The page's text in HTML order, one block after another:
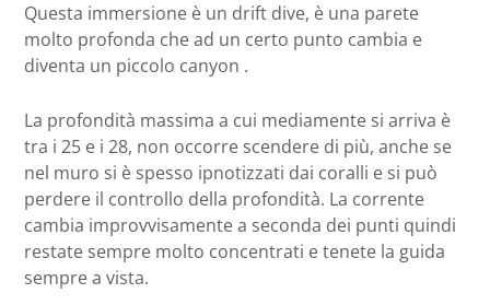
Questa immersione è un drift dive, è una parete
molto profonda che ad un certo punto cambia e
diventa un piccolo canyon .
La profondità massima a cui mediamente si arriva è
tra i 25 e i 28, non occorre scendere di più, anche se
nel muro si è spesso ipnotizzati dai coralli e si può
perdere il controllo della profondità. La corrente
cambia improvvisamente a seconda dei punti quindi
restate sempre molto concentrati e tenete la guida
sempre a vista.